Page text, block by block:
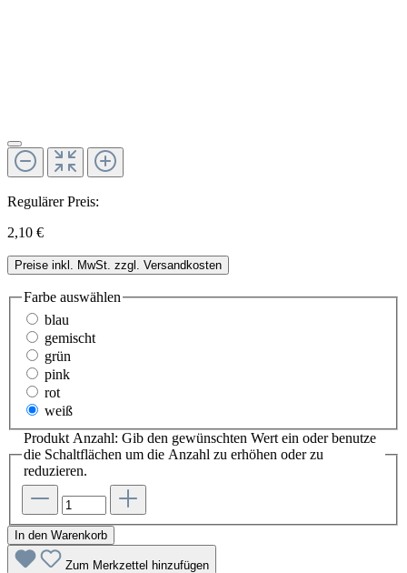
Regulärer Preis:
2,10 €
Preise inkl. MwSt. zzgl. Versandkosten
Farbe auswählen
blau
gemischt
grün
pink
rot
weiß
Produkt Anzahl: Gib den gewünschten Wert ein oder benutze
die Schaltflächen um die Anzahl zu erhöhen oder zu
reduzieren.
In den Warenkorb
Zum Merkzettel hinzufügen